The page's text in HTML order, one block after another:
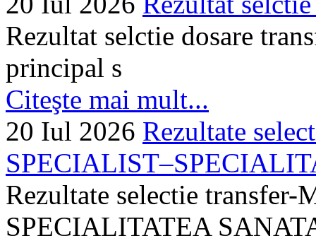
Rezultat selctie dosare
principal s
Citeşte mai mult...
20 Iul 2026 Rezultate
Rezultate selectie
SPECIALITATEA